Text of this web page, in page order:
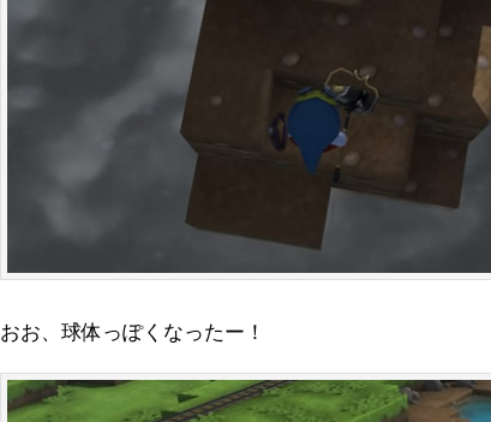
おお、球体っぽくなったー！